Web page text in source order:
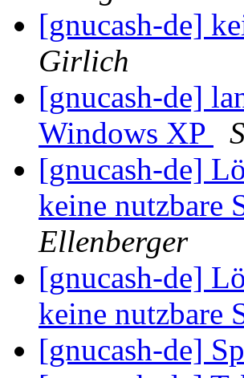
[gnucash-de]
Girlich
[gnucash-de]
Windows XP
[gnucash-de]
keine nutzbare
Ellenberger
[gnucash-de]
keine nutzbare
[gnucash-de]